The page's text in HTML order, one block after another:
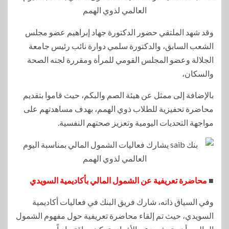
وقد شهد الملتقي حضور الدكتورة جهاد إبراهيم عضو مجلس
الشعب السابق، والدكتورة سلمي دوارة نائب رئيس جامعة
الجلالة وعضو المجلس القومي للمرأة ومقررة لجنه الصحة
والسكان،
بالإضافة إلى ممثل عن هيئة الصم والبكم، حيث قاموا بتقديم
محاضرة تحفيزية للطلاب ذوي الهمم، بهدف مساهدتهم على
مواجهة التحديات اليومية وتعزيز صحتهم النفسية.
■ محاضرة تعريفية عن الشمول المالي بأكاديمية السويدي
وفي السياق ذاته، شارك فريق البنك في فعاليات أكاديمية
السويدي، حيث تم إلقاء محاضرة تعريفية حول مفهوم الشمول